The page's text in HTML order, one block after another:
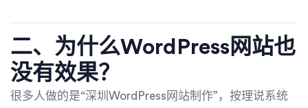
二、为什么WordPress网站也
没有效果？
很多人做的是“深圳WordPress网站制作”，按理说系统